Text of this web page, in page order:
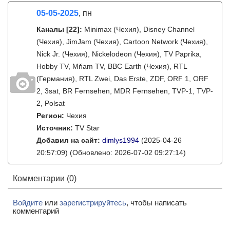
05-05-2025, пн
Каналы [22]: Minimax (Чехия), Disney Channel
(Чехия), JimJam (Чехия), Cartoon Network (Чехия),
Nick Jr. (Чехия), Nickelodeon (Чехия), TV Paprika,
Hobby TV, Mňam TV, BBC Earth (Чехия), RTL
(Германия), RTL Zwei, Das Erste, ZDF, ORF 1, ORF
2, 3sat, BR Fernsehen, MDR Fernsehen, TVP-1, TVP-
2, Polsat
Регион: Чехия
Источник: TV Star
Добавил на сайт: dimlys1994 (2025-04-26
20:57:09) (Обновлено: 2026-07-02 09:27:14)
Комментарии (0)
Войдите или зарегистрируйтесь, чтобы написать
комментарий